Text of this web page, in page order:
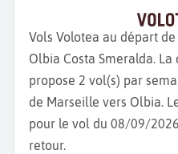
Vols Volotea au départ
Olbia Costa Smeralda.
propose 2 vol(s) par
de Marseille vers Olbia.
pour le vol du 08/09/
retour.